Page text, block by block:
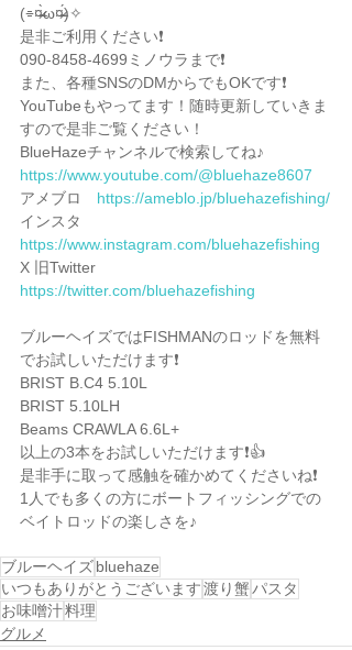
(⌯︎¤̴̶̷̀ω¤̴̶̷́)✧︎
是非ご利用ください❗️
090-8458-4699ミノウラまで❗️
また、各種SNSのDMからでもOKです❗️
YouTubeもやってます！随時更新していきま
すので是非ご覧ください！
BlueHazeチャンネルで検索してね♪
https://www.youtube.com/@bluehaze8607
アメブロ https://ameblo.jp/bluehazefishing/
インスタ
https://www.instagram.com/bluehazefishing
X 旧Twitter
https://twitter.com/bluehazefishing
ブルーヘイズではFISHMANのロッドを無料
でお試しいただけます❗️
BRIST B.C4 5.10L
BRIST 5.10LH
Beams CRAWLA 6.6L+
以上の3本をお試しいただけます❗️👍
是非手に取って感触を確かめてくださいね❗️
1人でも多くの方にボートフィッシングでの
ベイトロッドの楽しさを♪
ブルーヘイズbluehaze
いつもありがとうございます渡り蟹パスタ
お味噌汁料理
グルメ